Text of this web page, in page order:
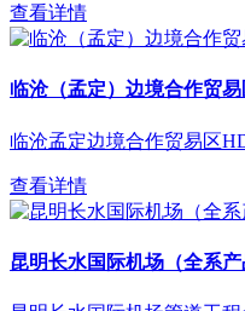
查看详情
临沧（孟定）边境合作贸
临沧孟定边境合作贸易区
查看详情
昆明长水国际机场（全系产